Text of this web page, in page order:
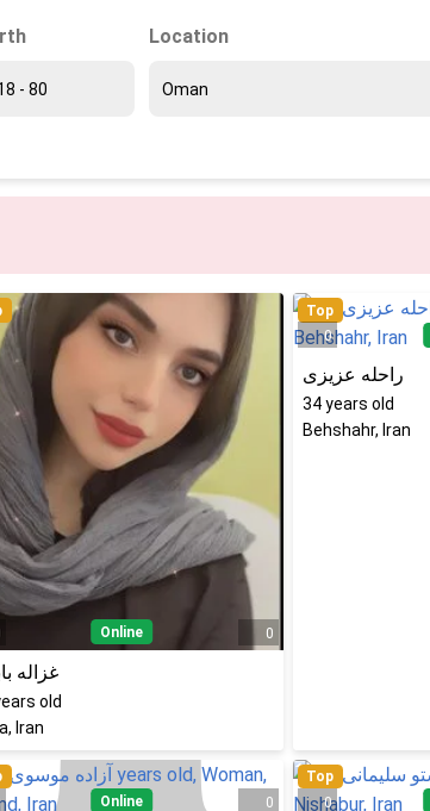
Location
Online 0
غزاله
old
Iran
Top
0
راحله عزیزی
34 years old
Behshahr, Iran
Online 0
Top
0